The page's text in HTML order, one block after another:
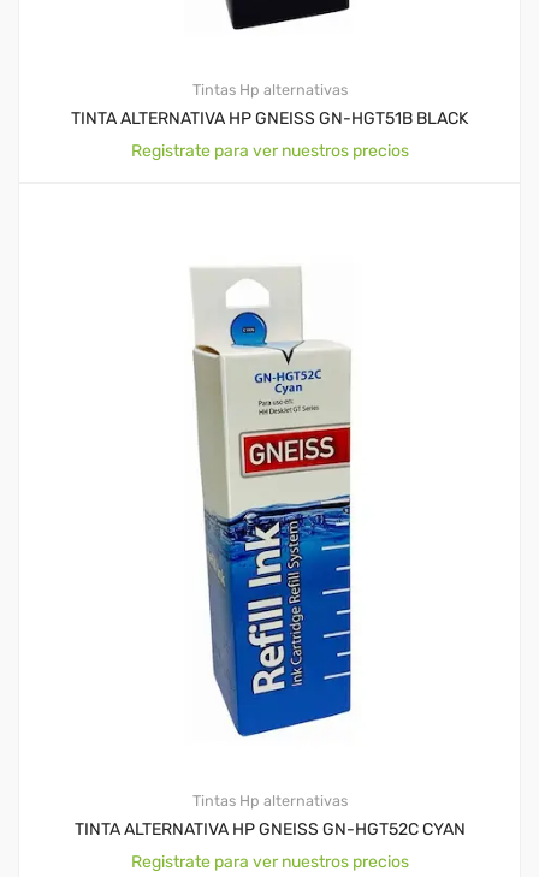
Tintas Hp alternativas
TINTA ALTERNATIVA HP GNEISS GN-HGT51B BLACK
Registrate para ver nuestros precios
Tintas Hp alternativas
TINTA ALTERNATIVA HP GNEISS GN-HGT52C CYAN
Registrate para ver nuestros precios